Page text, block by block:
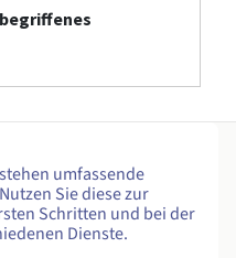
umfassende
Sie diese zur
Schritten und bei der
Dienste.